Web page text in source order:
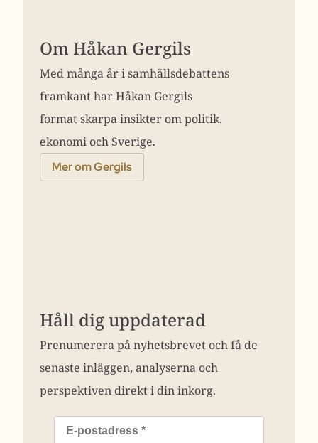
Om Håkan Gergils
Med många år i samhällsdebattens
framkant har Håkan Gergils
format skarpa insikter om politik,
ekonomi och Sverige.
Mer om Gergils
Håll dig uppdaterad
Prenumerera på nyhetsbrevet och få de
senaste inläggen, analyserna och
perspektiven direkt i din inkorg.